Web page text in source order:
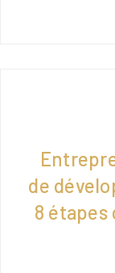
de
8 étapes